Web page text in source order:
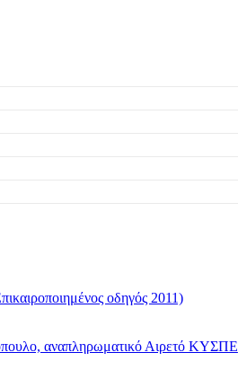
οδηγός 2011)
αναπληρωματικό Αιρετό ΚΥΣΠΕ